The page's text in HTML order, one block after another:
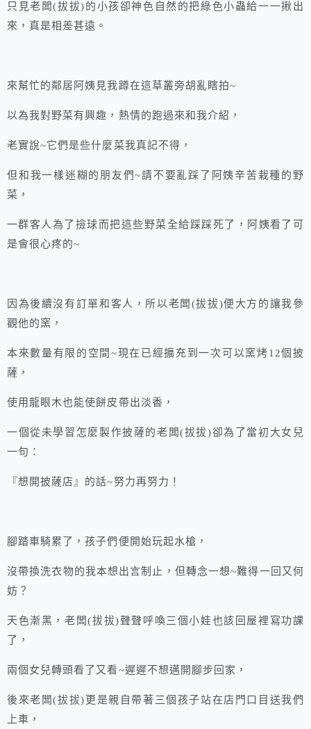
只見老闆(拔拔)的小孩卻神色自然的把綠色小蟲給一一揪出
來，真是相差甚遠。
來幫忙的鄰居阿姨見我蹲在這草叢旁胡亂瞎拍~
以為我對野菜有興趣，熱情的跑過來和我介紹，
老實說~它們是些什麼菜我真記不得，
但和我一樣迷糊的朋友們~請不要亂踩了阿姨辛苦栽種的野
菜，
一群客人為了撿球而把這些野菜全給踩踩死了，阿姨看了可
是會很心疼的~
因為後續沒有訂單和客人，所以老闆(拔拔)便大方的讓我參
觀他的窯，
本來數量有限的空間~現在已經擴充到一次可以窯烤12個披
薩，
使用龍眼木也能使餅皮帶出淡香，
一個從未學習怎麼製作披薩的老闆(拔拔)卻為了當初大女兒
一句：
『想開披薩店』的話~努力再努力！
腳踏車騎累了，孩子們便開始玩起水槍，
沒帶換洗衣物的我本想出言制止，但轉念一想~難得一回又何
妨？
天色漸黑，老闆(拔拔)聲聲呼喚三個小娃也該回屋裡寫功課
了，
兩個女兒轉頭看了又看~遲遲不想邁開腳步回家，
後來老闆(拔拔)更是親自帶著三個孩子站在店門口目送我們
上車，